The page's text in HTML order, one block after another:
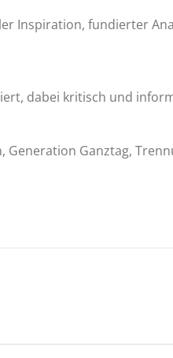
Inspiration, fundierter
dabei kritisch und
Generation Ganztag,